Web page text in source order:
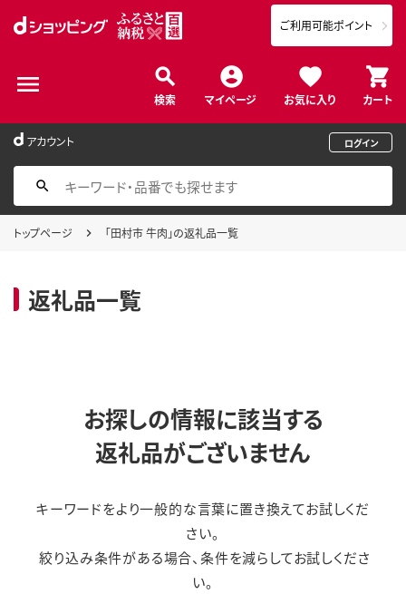
検索 マイページ お気に入り カート
ご利用可能ポイント
アカウント ログイン
トップページ 「田村市 牛肉」の返礼品一覧
返礼品一覧
お探しの情報に該当する
返礼品がございません
キーワードをより一般的な言葉に置き換えてお試しくだ
さい。
絞り込み条件がある場合、条件を減らしてお試しくださ
い。